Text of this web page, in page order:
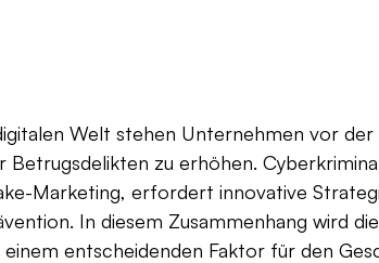
Welt stehen Unternehmen vor
Betrugsdelikten zu erhöhen.
Marketing, erfordert innovative
In diesem Zusammenhang wird
entscheidenden Faktor für den